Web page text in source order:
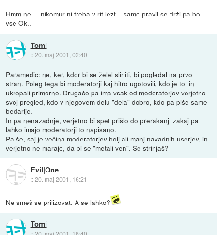
Hmm ne.... nikomur ni treba v rit lezt... samo pravil se drži pa bo
vse Ok..
Tomi
::20. maj 2001, 02:40
Paramedic: ne, ker, kdor bi se želel sliniti, bi pogledal na prvo
stran. Poleg tega bi moderatorji kaj hitro ugotovili, kdo je to, in
ukrepali primerno. Drugače pa ima vsak od moderatorjev verjetno
svoj pregled, kdo v njegovem delu "dela" dobro, kdo pa piše same
bedarije.
In pa nenazadnje, verjetno bi spet prišlo do prerakanj, zakaj pa
lahko imajo moderatorji to napisano.
Pa še, saj je večina moderatorjev bolj ali manj navadnih userjev, in
verjetno ne marajo, da bi se "metali ven". Se strinjaš?
Evil|One
::20. maj 2001, 16:21
Ne smeš se prilizovat. A se lahko?
Tomi
::20. maj 2001, 16:40